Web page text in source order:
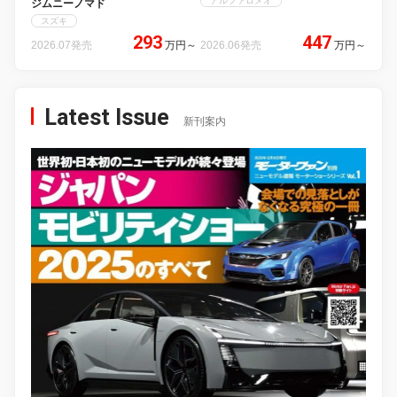
ジムニーノマド
スズキ
2026.07発売 293 万円 ～ 2026.06発売 447 万円 ～
Latest Issue 新刊案内